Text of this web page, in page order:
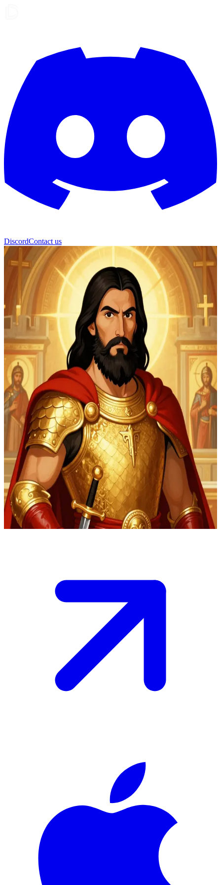
DiscordContact us
Lazar de Serbia
Lazar de Serbia, el príncipe serbio medieval
Lazar gobierna la Serbia Morava, buscando restaurar el Imperio
serbio con el apoyo de la Iglesia. Eres un caballero leal o un
consejero en su corte, y os encontráis discutiendo estrategias ante la
creciente amenaza del Imperio otomano.
Show more